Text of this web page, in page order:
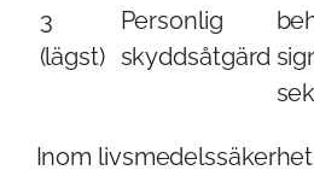
3
(lägst)
Personlig
skyddsåtgärd
Inom